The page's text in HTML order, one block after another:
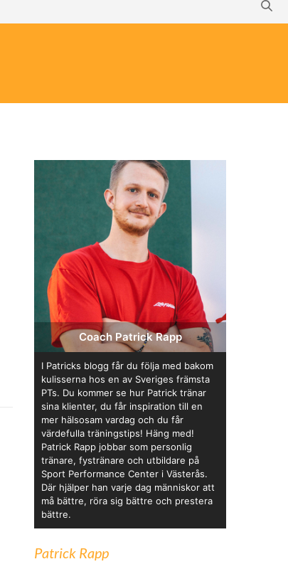
Coach Patrick Rapp
I Patricks blogg får du följa med bakom
kulisserna hos en av Sveriges främsta
PTs. Du kommer se hur Patrick tränar
sina klienter, du får inspiration till en
mer hälsosam vardag och du får
värdefulla träningstips! Häng med!
Patrick Rapp jobbar som personlig
tränare, fystränare och utbildare på
Sport Performance Center i Västerås.
Där hjälper han varje dag människor att
må bättre, röra sig bättre och prestera
bättre.
Patrick Rapp